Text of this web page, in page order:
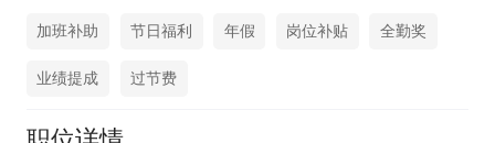
加班补助 节日福利 年假 岗位补贴 全勤奖
业绩提成 过节费